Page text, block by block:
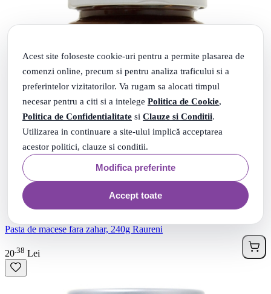
Acest site foloseste cookie-uri pentru a permite plasarea de
comenzi online, precum si pentru analiza traficului si a
preferintelor vizitatorilor. Va rugam sa alocati timpul
necesar pentru a citi si a intelege Politica de Cookie,
Politica de Confidentialitate si Clauze si Conditii.
Utilizarea in continuare a site-ului implică acceptarea
acestor politici, clauze si conditii.
Modifica preferinte
Accept toate
Pasta de macese fara zahar, 240g Raureni
20 38 Lei